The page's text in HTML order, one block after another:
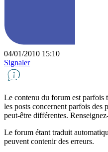
04/01/2010 15:10
Signaler
Le contenu du forum est parfois
les posts concernent parfois des
peut-être différentes.
Le forum étant traduit
peuvent contenir des erreurs.